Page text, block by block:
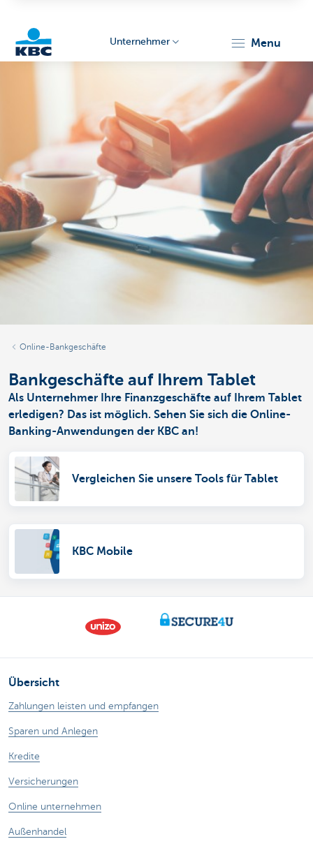
Unternehmer
Unternehmer menu
Online-Bankgeschäfte
Bankgeschäfte auf Ihrem Tablet
Als Unternehmer Ihre Finanzgeschäfte auf Ihrem Tablet
erledigen? Das ist möglich. Sehen Sie sich die Online-
Banking-Anwendungen der KBC an!
Vergleichen Sie unsere Tools für Tablet
KBC Mobile
Übersicht
Zahlungen leisten und empfangen
Sparen und Anlegen
Kredite
Versicherungen
Online unternehmen
Außenhandel